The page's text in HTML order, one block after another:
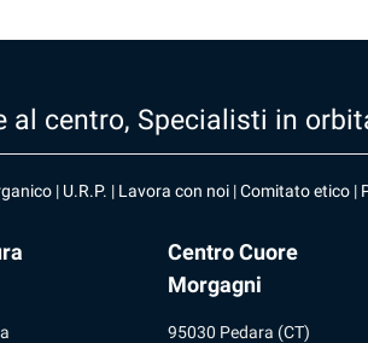
al centro, Specialisti in
| U.R.P. | Lavora con noi|Comitato etico|
Centro Cuore
Morgagni
95030 Pedara (CT)